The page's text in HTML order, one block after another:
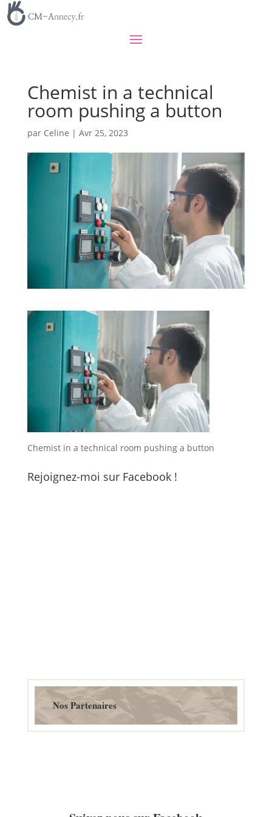
Chemist in a technical
room pushing a button
par Celine | Avr 25, 2023
Chemist in a technical room pushing a button
Rejoignez-moi sur Facebook !
Nos Partenaires